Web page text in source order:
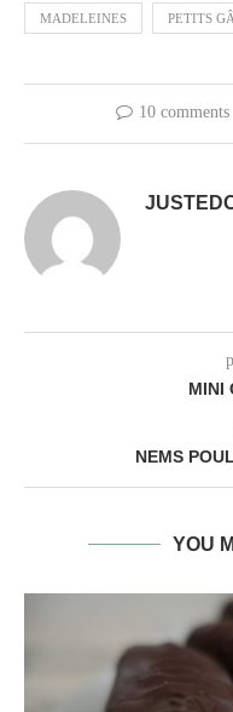
MADELEINES PETITS
10 comments
MINI
NEMS
YOU